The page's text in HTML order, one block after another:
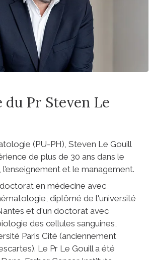
du Pr Steven Le
(PU-PH), Steven Le Gouill
de plus de 30 ans dans le
et le management.
en médecine avec
diplômé de l'université
et d'un doctorat avec
des cellules sanguines,
Paris Cité (anciennement
Le Pr Le Gouill a été